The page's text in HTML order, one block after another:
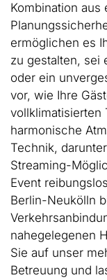
Kombination aus
ermöglichen es
zu gestalten, sei
oder ein
vor, wie Ihre
vollklimatisierten
harmonische
Technik,
Streaming-
Event
Berlin-Neukölln
nahegelegenen
Sie auf unser
Betreuung und